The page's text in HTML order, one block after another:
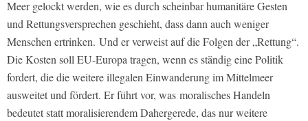
Meer gelockt werden, wie es durch scheinbar humanitäre Gesten
und Rettungsversprechen geschieht, dass dann auch weniger
Menschen ertrinken. Und er verweist auf die Folgen der „Rettung“.
Die Kosten soll EU-Europa tragen, wenn es ständig eine Politik
fordert, die die weitere illegalen Einwanderung im Mittelmeer
ausweitet und fördert. Er führt vor, was moralisches Handeln
bedeutet statt moralisierendem Dahergerede, das nur weitere